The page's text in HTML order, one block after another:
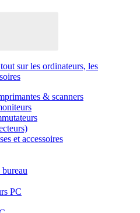
sur les ordinateurs, les
& scanners
et accessoires
PC